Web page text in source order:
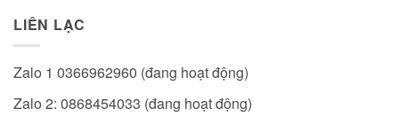
LIÊN LẠC
Zalo 1 0366962960 (đang hoạt động)
Zalo 2: 0868454033 (đang hoạt động)